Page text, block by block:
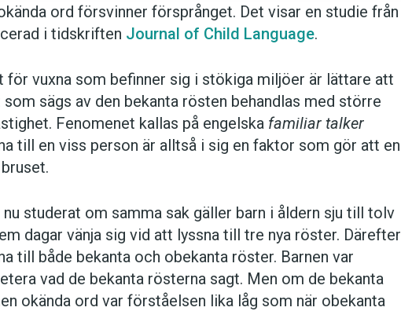
ord försvinner försprånget. Det visar en studie från
i tidskriften Journal of Child Language.
för vuxna som befinner sig i stökiga miljöer är lättare att
sägs av den bekanta rösten behandlas med större
Fenomenet kallas på engelska familiar talker
till en viss person är alltså i sig en faktor som gör att en
studerat om samma sak gäller barn i åldern sju till tolv
dagar vänja sig vid att lyssna till tre nya röster. Därefter
till både bekanta och obekanta röster. Barnen var
vad de bekanta rösterna sagt. Men om de bekanta
okända ord var förståelsen lika låg som när obekanta